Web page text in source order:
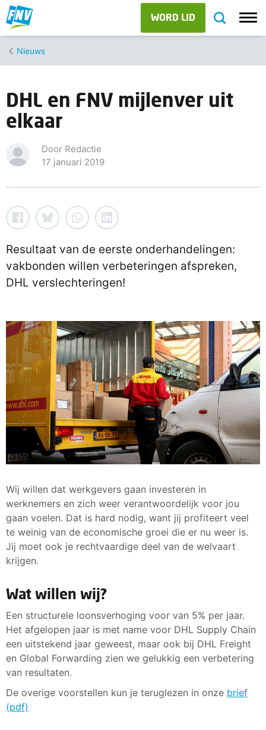
WORD LID
Nieuws
DHL en FNV mijlenver uit
elkaar
Door Redactie
17 januari 2019
Resultaat van de eerste onderhandelingen:
vakbonden willen verbeteringen afspreken,
DHL verslechteringen!
Wij willen dat werkgevers gaan investeren in
werknemers en zich weer verantwoordelijk voor jou
gaan voelen. Dat is hard nodig, want jij profiteert veel
te weinig van de economische groei die er nu weer is.
Jij moet ook je rechtvaardige deel van de welvaart
krijgen.
Wat willen wij?
Een structurele loonsverhoging voor van 5% per jaar.
Het afgelopen jaar is met name voor DHL Supply Chain
een uitstekend jaar geweest, maar ook bij DHL Freight
en Global Forwarding zien we gelukkig een verbetering
van resultaten.
De overige voorstellen kun je teruglezen in onze brief
(pdf)